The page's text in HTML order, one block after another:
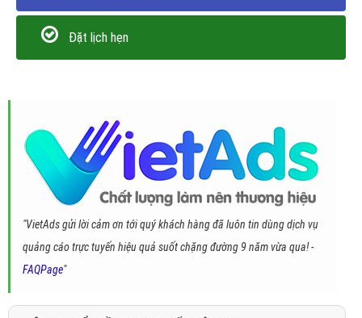
Đặt lịch hẹn
"VietAds gửi lời cảm ơn tới quý khách hàng đã luôn tin dùng dịch vụ
quảng cáo trực tuyến hiệu quả suốt chặng đường 9 năm vừa qua! -
FAQPage"